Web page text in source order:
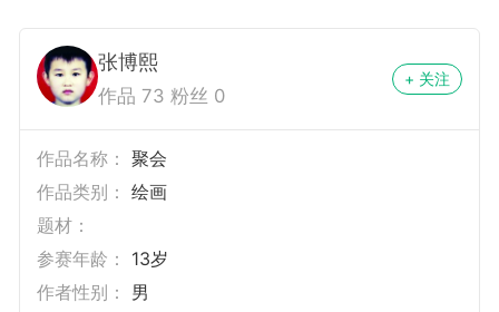
张博熙
作品 73 粉丝 0
+ 关注
作品名称： 聚会
作品类别： 绘画
题材：
参赛年龄：
13岁
作者性别：
男